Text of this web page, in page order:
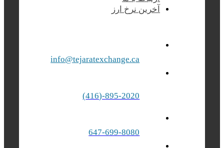
آخرین نرخ ارز
info@tejaratexchange.ca
895-2020-(416)
647-699-8080